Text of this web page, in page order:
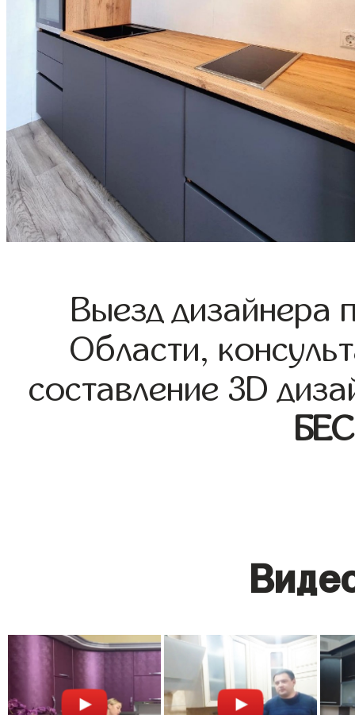
Выезд дизайнера
Области,
составление 3D